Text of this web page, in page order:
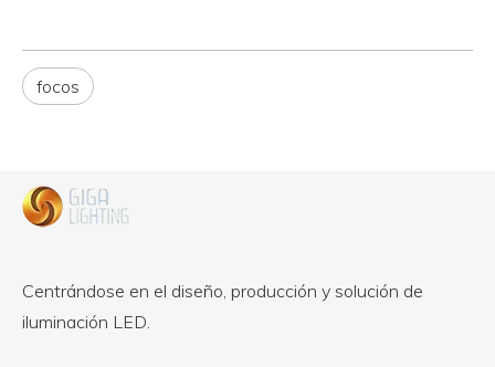
focos
Centrándose en el diseño, producción y solución de
iluminación LED.